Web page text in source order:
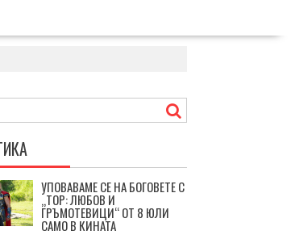
УПОВАВАМЕ СЕ НА БОГОВЕТЕ С
„ТОР: ЛЮБОВ И
ГРЪМОТЕВИЦИ“ ОТ 8 ЮЛИ
САМО В КИНАТА